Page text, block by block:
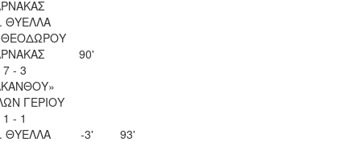
ΘΥΕΛΛΑ
ΘΕΟΔΩΡΟΥ
7 - 3
90'
ΓΕΡΙΟΥ
1 - 1
ΘΥΕΛΛΑ
-3' 93'